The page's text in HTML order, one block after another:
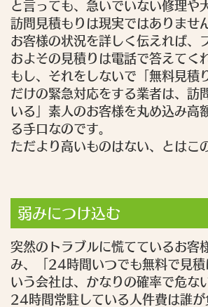
と言っても、急いでいない修理や
訪問見積もりは現実ではありませ
お客様の状況を詳しく伝えれば、
およその見積りは電話で答えてく
もし、それをしないで「無料見積
だけの緊急対応をする業者は、訪
いる」素人のお客様を丸め込み高
る手口なのです。
ただより高いものはない、とはこ
弱みにつけ込む
突然のトラブルに慌てているお客
み、「24時間いつでも無料で見積
いう会社は、かなりの確率で危な
24時間常駐している人件費は誰が